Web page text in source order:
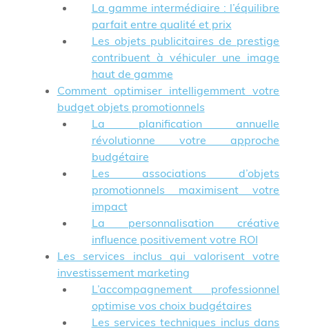
La gamme intermédiaire : l’équilibre
parfait entre qualité et prix
Les objets publicitaires de prestige
contribuent à véhiculer une image
haut de gamme
Comment optimiser intelligemment votre
budget objets promotionnels
La planification annuelle
révolutionne votre approche
budgétaire
Les associations d’objets
promotionnels maximisent votre
impact
La personnalisation créative
influence positivement votre ROI
Les services inclus qui valorisent votre
investissement marketing
L’accompagnement professionnel
optimise vos choix budgétaires
Les services techniques inclus dans